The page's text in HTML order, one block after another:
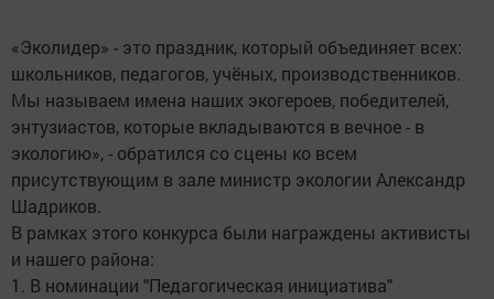
«Эколидер» - это праздник, который объединяет всех:
школьников, педагогов, учёных, производственников.
Мы называем имена наших экогероев, победителей,
энтузиастов, которые вкладываются в вечное - в
экологию», - обратился со сцены ко всем
присутствующим в зале министр экологии Александр
Шадриков.
В рамках этого конкурса были награждены активисты
и нашего района:
1. В номинации "Педагогическая инициатива"